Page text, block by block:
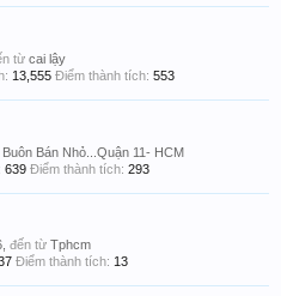
từ cai lậy
13,555 Điểm thành tích: 553
Buôn Bán Nhỏ...Quận 11- HCM
639 Điểm thành tích: 293
đến từ Tphcm
Điểm thành tích: 13